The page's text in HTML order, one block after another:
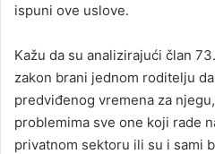
ispuni ove uslove.
Kažu da su analizirajući član
zakon brani jednom roditelju
predviđenog vremena za
problemima sve one koji rade
privatnom sektoru ili su i sami